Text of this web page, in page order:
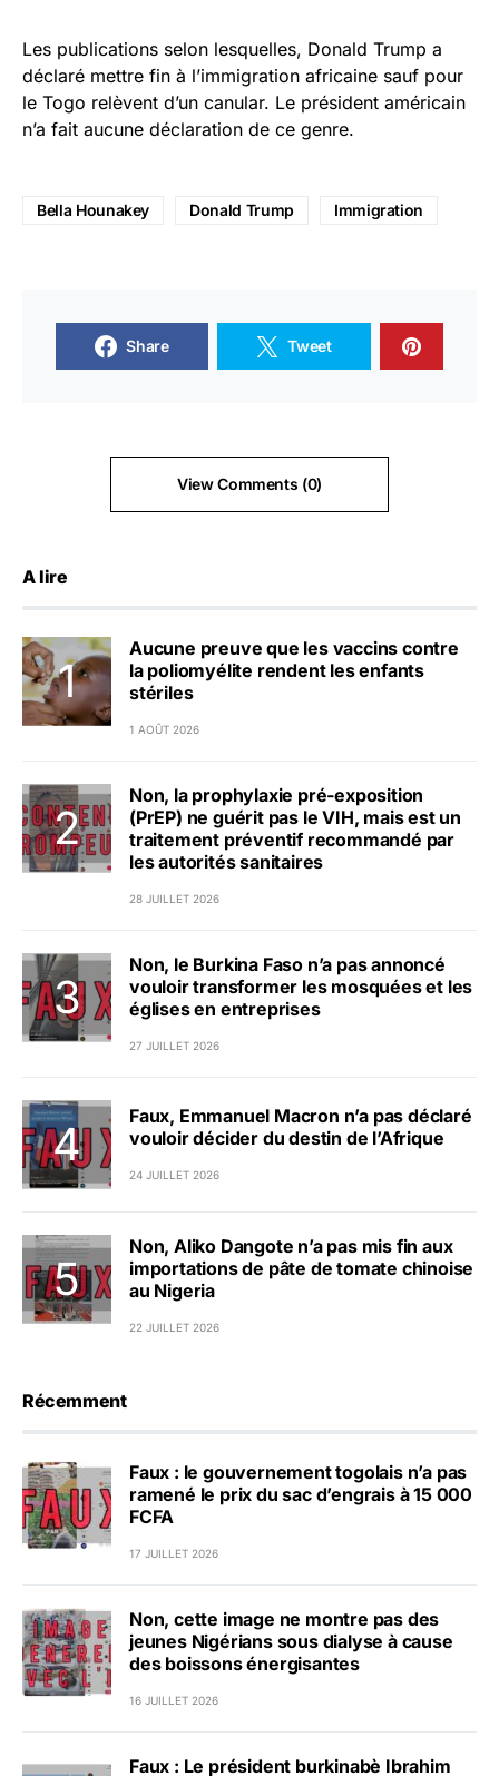
Les publications selon lesquelles, Donald Trump a
déclaré mettre fin à l’immigration africaine sauf pour
le Togo relèvent d’un canular. Le président américain
n’a fait aucune déclaration de ce genre.
Bella Hounakey Donald Trump Immigration
Share Tweet
View Comments (0)
A lire
Aucune preuve que les vaccins contre
la poliomyélite rendent les enfants
stériles
1 AOÛT 2026
Non, la prophylaxie pré-exposition
(PrEP) ne guérit pas le VIH, mais est un
traitement préventif recommandé par
les autorités sanitaires
28 JUILLET 2026
Non, le Burkina Faso n’a pas annoncé
vouloir transformer les mosquées et les
églises en entreprises
27 JUILLET 2026
Faux, Emmanuel Macron n’a pas déclaré
vouloir décider du destin de l’Afrique
24 JUILLET 2026
Non, Aliko Dangote n’a pas mis fin aux
importations de pâte de tomate chinoise
au Nigeria
22 JUILLET 2026
Récemment
Faux : le gouvernement togolais n’a pas
ramené le prix du sac d’engrais à 15 000
FCFA
17 JUILLET 2026
Non, cette image ne montre pas des
jeunes Nigérians sous dialyse à cause
des boissons énergisantes
16 JUILLET 2026
Faux : Le président burkinabè Ibrahim